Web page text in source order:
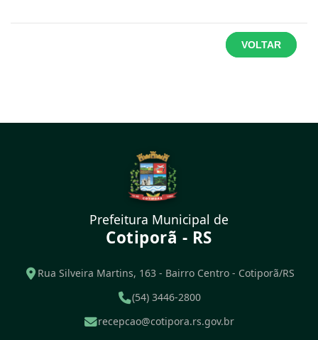
VOLTAR
Prefeitura Municipal de
Cotiporã - RS
Rua Silveira Martins, 163 - Bairro Centro - Cotiporã/RS
(54) 3446-2800
recepcao@cotipora.rs.gov.br